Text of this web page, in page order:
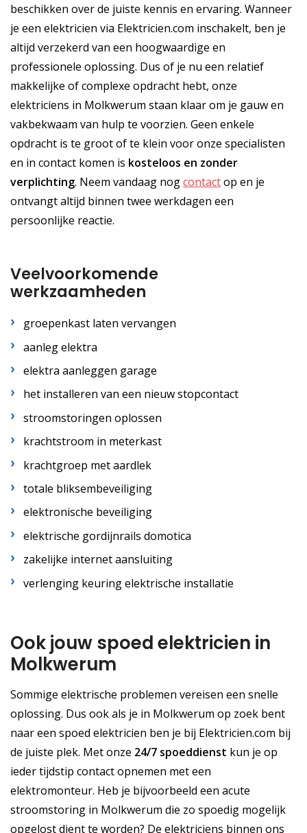
beschikken over de juiste kennis en ervaring. Wanneer
je een elektricien via Elektricien.com inschakelt, ben je
altijd verzekerd van een hoogwaardige en
professionele oplossing. Dus of je nu een relatief
makkelijke of complexe opdracht hebt, onze
elektriciens in Molkwerum staan klaar om je gauw en
vakbekwaam van hulp te voorzien. Geen enkele
opdracht is te groot of te klein voor onze specialisten
en in contact komen is kosteloos en zonder
verplichting. Neem vandaag nogcontactop en je
ontvangt altijd binnen twee werkdagen een
persoonlijke reactie.
Veelvoorkomende
werkzaamheden
groepenkast laten vervangen
aanleg elektra
elektra aanleggen garage
het installeren van een nieuw stopcontact
stroomstoringen oplossen
krachtstroom in meterkast
krachtgroep met aardlek
totale bliksembeveiliging
elektronische beveiliging
elektrische gordijnrails domotica
zakelijke internet aansluiting
verlenging keuring elektrische installatie
Ook jouw spoed elektricien in
Molkwerum
Sommige elektrische problemen vereisen een snelle
oplossing. Dus ook als je in Molkwerum op zoek bent
naar een spoed elektricien ben je bij Elektricien.com bij
de juiste plek. Met onze 24/7 spoeddienst kun je op
ieder tijdstip contact opnemen met een
elektromonteur. Heb je bijvoorbeeld een acute
stroomstoring in Molkwerum die zo spoedig mogelijk
opgelost dient te worden? De elektriciens binnen ons